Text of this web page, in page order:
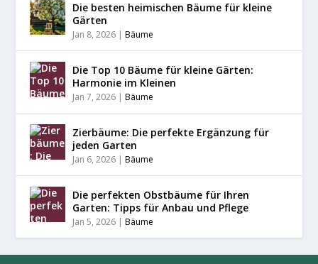
Die besten heimischen Bäume für kleine
Gärten
Jan 8, 2026 |Bäume
Die Top 10 Bäume für kleine Gärten:
Harmonie im Kleinen
Jan 7, 2026 |Bäume
Zierbäume: Die perfekte Ergänzung für
jeden Garten
Jan 6, 2026 |Bäume
Die perfekten Obstbäume für Ihren
Garten: Tipps für Anbau und Pflege
Jan 5, 2026 |Bäume